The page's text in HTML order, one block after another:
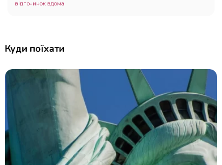
відпочинок вдома
Куди поїхати